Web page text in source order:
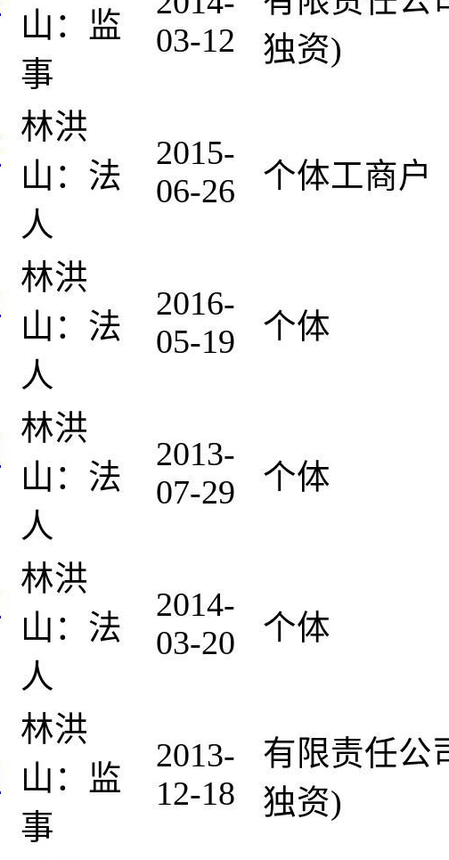
山：监
事
03-12
独资)
林洪
山：法
人
2015-
06-26
个体工商户
林洪
山：法
人
2016-
05-19
个体
林洪
山：法
人
2013-
07-29
个体
林洪
山：法
人
2014-
03-20
个体
林洪
山：监
事
2013-
12-18
有限责任公
独资)